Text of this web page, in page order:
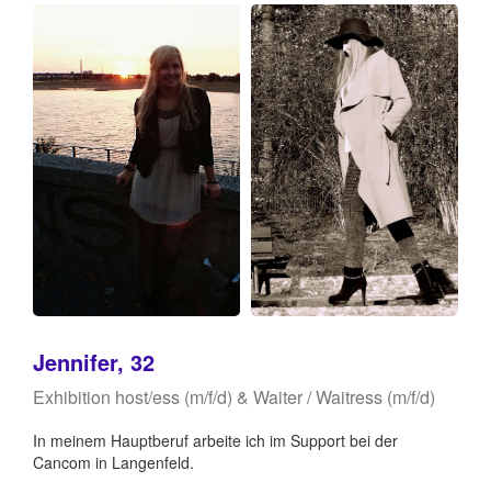
Jennifer, 32
Exhibition host/ess (m/f/d) & Waiter / Waitress (m/f/d)
In meinem Hauptberuf arbeite ich im Support bei der
Cancom in Langenfeld.